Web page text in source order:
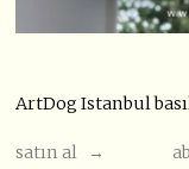
ArtDog Istanbul
satın al →